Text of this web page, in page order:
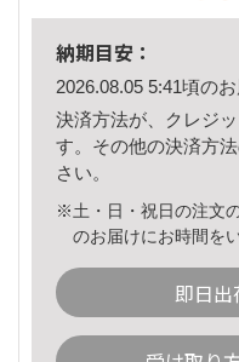
納期目安：
2026.08.05 5:41頃の
決済方法が、クレジ
す。その他の決済方
さい。
※土・日・祝日の注文
のお届けにお時間を
即日